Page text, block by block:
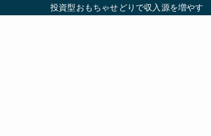
投資型おもちゃせどりで収入源を増やす